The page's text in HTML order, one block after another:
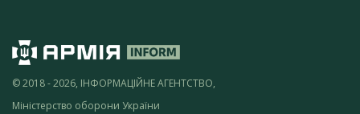
© 2018 - 2026, ІНФОРМАЦІЙНЕ АГЕНТСТВО,
Міністерство оборони України